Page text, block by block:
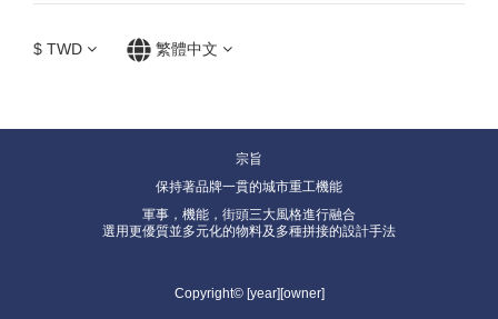
$ TWD 繁體中文
宗旨
保持著品牌一貫的城市重工機能
軍事，機能，街頭三大風格進行融合
選用更優質並多元化的物料及多種拼接的設計手法
Copyright© [year][owner]